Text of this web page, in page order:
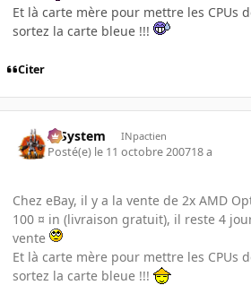
Et là carte mère pour mettre les CPUs
sortez la carte bleue !!!
Citer
X-System INpactien
Posté(e) le 11 octobre 200718 a
Chez eBay, il y a la vente de 2x AMD
100 ¤ in (livraison gratuit), il reste 4
vente
Et là carte mère pour mettre les CPUs
sortez la carte bleue !!!